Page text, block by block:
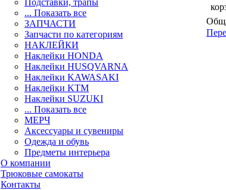
Подставки, трапы
... Показать все
ЗАПЧАСТИ
Запчасти по категориям
НАКЛЕЙКИ
Наклейки HONDA
Наклейки HUSQVARNA
Наклейки KAWASAKI
Наклейки KTM
Наклейки SUZUKI
... Показать все
МЕРЧ
Аксессуары и сувениры
Одежда и обувь
Предметы интерьера
О компании
Трюковые самокаты
Контакты